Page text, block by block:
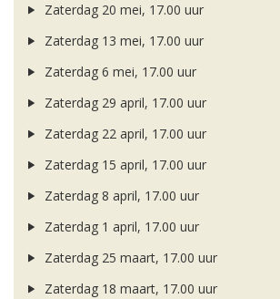
Zaterdag 20 mei, 17.00 uur
Zaterdag 13 mei, 17.00 uur
Zaterdag 6 mei, 17.00 uur
Zaterdag 29 april, 17.00 uur
Zaterdag 22 april, 17.00 uur
Zaterdag 15 april, 17.00 uur
Zaterdag 8 april, 17.00 uur
Zaterdag 1 april, 17.00 uur
Zaterdag 25 maart, 17.00 uur
Zaterdag 18 maart, 17.00 uur